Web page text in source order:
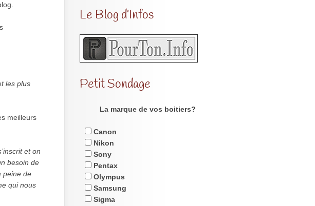
les plus
meilleurs
et on
besoin de
peine de
qui nous
Le Blog d’Infos
Petit Sondage
La marque de vos boitiers?
Canon
Nikon
Sony
Pentax
Olympus
Samsung
Sigma